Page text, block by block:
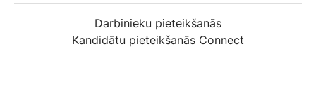
Darbinieku pieteikšanās
Kandidātu pieteikšanās Connect